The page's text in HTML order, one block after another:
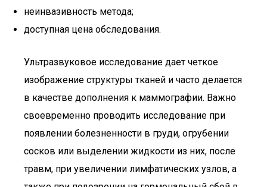
неинвазивность метода;
доступная цена обследования.
Ультразвуковое исследование дает четкое
изображение структуры тканей и часто делается
в качестве дополнения к маммографии. Важно
своевременно проводить исследование при
появлении болезненности в груди, огрубении
сосков или выделении жидкости из них, после
травм, при увеличении лимфатических узлов, а